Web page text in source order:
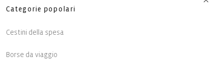
Categorie popolari
Cestini della spesa
Borse da viaggio